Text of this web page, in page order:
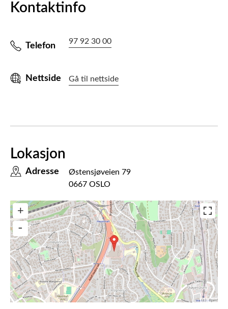
Kontaktinfo
Telefon 97 92 30 00
Nettside Gå til nettside
Lokasjon
Adresse
Østensjøveien 79
0667 OSLO